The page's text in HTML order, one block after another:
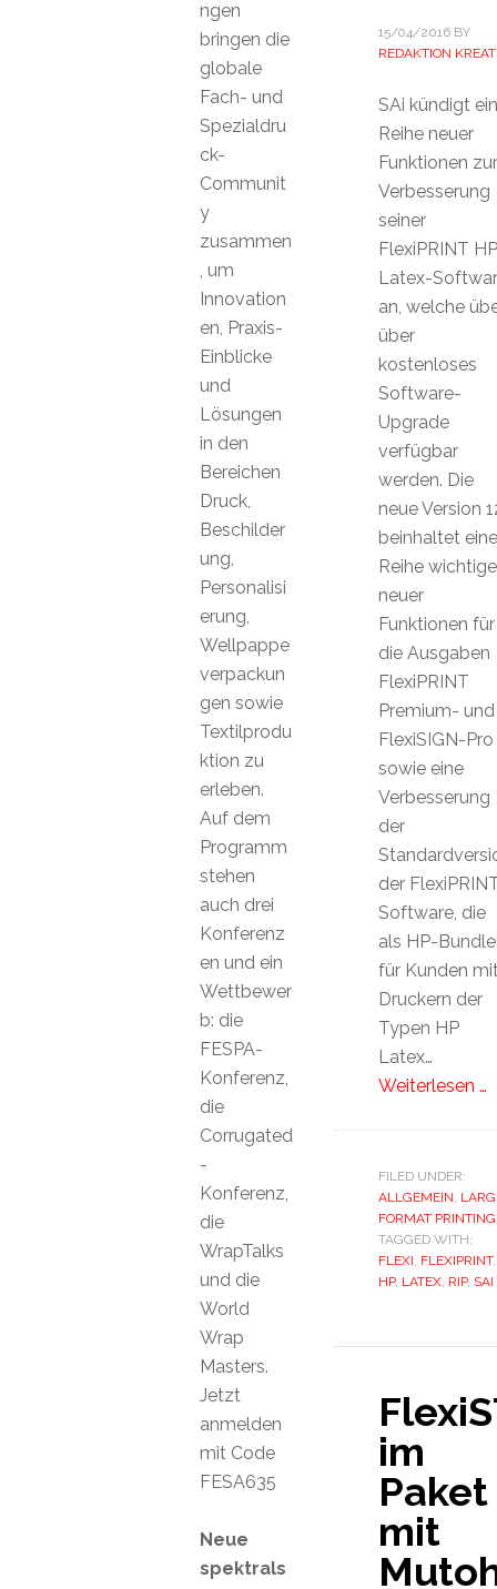
15/04/2016BY
REDAKTION
SAi kündigt
Reihe neuer
Funktionen zur
Verbesserung
seiner
FlexiPRINT HP
Latex-
an, welche
über
kostenloses
Software-
Upgrade
verfügbar
werden. Die
neue Version
beinhaltet eine
Reihe
neuer
Funktionen für
die Ausgaben
FlexiPRINT
Premium- und
FlexiSIGN-Pro
sowie eine
Verbesserung
der
der
Software, die
als HP-Bundle
für Kunden
Druckern der
Typen HP
Latex…
Weiterlesen …
FILED UNDER:
ALLGEMEIN,
FORMAT PRINTING
TAGGED WITH:
FLEXI, FLEXIPRINT,
HP, LATEX, RIP, SAI
im
Paket
mit
ngen
bringen die
globale
Fach- und
Spezialdru
ck-
Communit
y
zusammen
, um
Innovation
en, Praxis-
Einblicke
und
Lösungen
in den
Bereichen
Druck,
Beschilder
ung,
Personalisi
erung,
Wellpappe
verpackun
gen sowie
Textilprodu
ktion zu
erleben.
Auf dem
Programm
stehen
auch drei
Konferenz
en und ein
Wettbewer
b: die
FESPA-
Konferenz,
die
Corrugated
-
Konferenz,
die
WrapTalks
und die
World
Wrap
Masters.
Jetzt
anmelden
mit Code
FESA635
Neue
spektrals